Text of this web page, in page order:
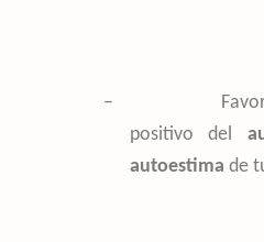
–
positivo del
autoestima de